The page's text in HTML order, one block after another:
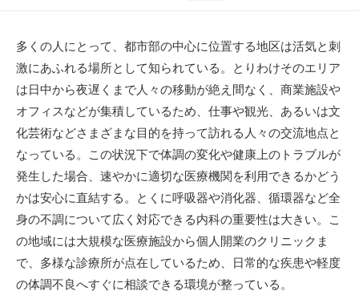
日
多くの人にとって、都市部の中心に位置する地区は活気と刺
激にあふれる場所として知られている。
とりわけそのエリア
は日中から夜遅くまで人々の移動が絶え間なく、商業施設や
オフィスなどが集積しているため、仕事や観光、あるいは文
化芸術などさまざまな目的を持って訪れる人々の交流地点と
なっている。この状況下で体調の変化や健康上のトラブルが
発生した場合、速やかに適切な医療機関を利用できるかどう
かは安心に直結する。とくに呼吸器や消化器、循環器など全
身の不調について広く対応できる内科の重要性は大きい。こ
の地域には大規模な医療施設から個人開業のクリニックま
で、多様な診療所が点在しているため、日常的な疾患や軽度
の体調不良へすぐに相談できる環境が整っている。